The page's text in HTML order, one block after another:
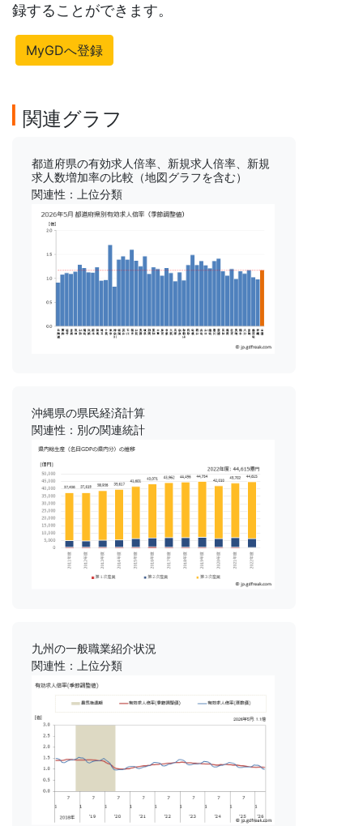
録することができます。
MyGDへ登録
関連グラフ
都道府県の有効求人倍率、新規求人倍率、新規
求人数増加率の比較（地図グラフを含む）
関連性：上位分類
沖縄県の県民経済計算
関連性：別の関連統計
九州の一般職業紹介状況
関連性：上位分類